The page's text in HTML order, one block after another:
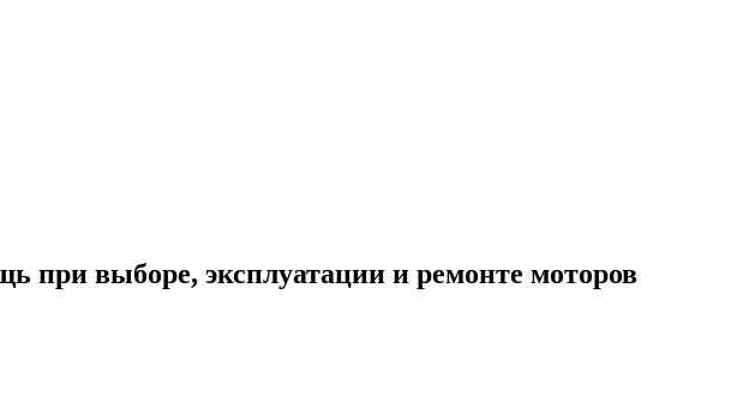
при выборе, эксплуатации и ремонте моторов